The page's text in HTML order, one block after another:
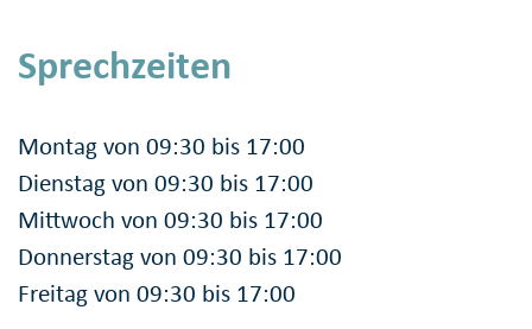
Sprechzeiten
Montag von 09:30 bis 17:00
Dienstag von 09:30 bis 17:00
Mittwoch von 09:30 bis 17:00
Donnerstag von 09:30 bis 17:00
Freitag von 09:30 bis 17:00